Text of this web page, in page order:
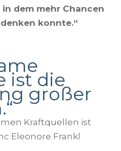
dem mehr Chancen
konnte.“
ist die
großer
Kraftquellen ist
Eleonore Frankl